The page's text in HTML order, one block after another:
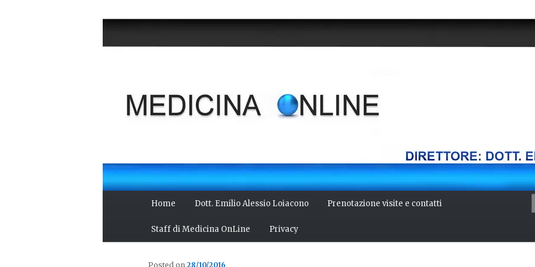
Home Dott. Emilio Alessio Loiacono Prenotazione visite e contatti
Staff di Medicina OnLine Privacy
Posted on 28/10/2016